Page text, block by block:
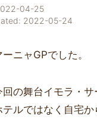
04-25
2022-05-24
ニャGPでした。
の舞台イモラ・
ルではなく自宅か